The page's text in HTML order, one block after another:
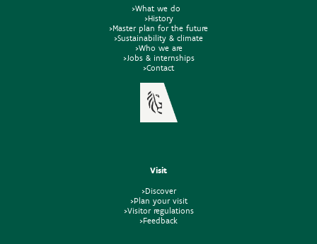
>What we do
>History
>Master plan for the future
>Sustainability & climate
>Who we are
>Jobs & internships
>Contact
Visit
>Discover
>Plan your visit
>Visitor regulations
>Feedback